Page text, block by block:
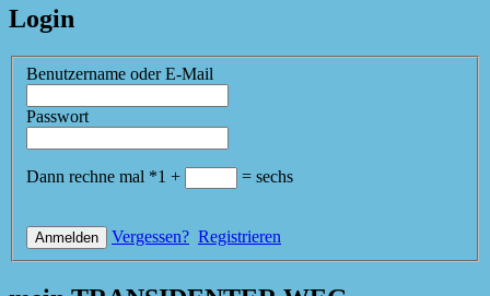
Login
Benutzername oder E-Mail
Passwort
Dann rechne mal *1 + = sechs
Vergessen? Registrieren